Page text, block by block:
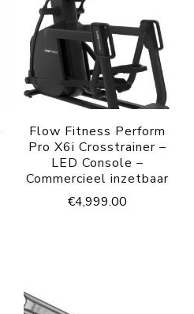
Flow Fitness Perform
Pro X6i Crosstrainer –
LED Console –
Commercieel inzetbaar
€4,999.00